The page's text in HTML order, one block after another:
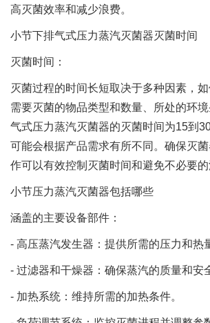
高灭菌效率和减少浪费。
小节下排气式压力蒸汽灭菌器灭菌时间
灭菌时间：
灭菌过程的时间长短取决于多种因素，如
需要灭菌的物品类型和数量、所处的环
气式压力蒸汽灭菌器的灭菌时间为15到
可能会根据产品需求有所不同。确保灭
作可以有效控制灭菌时间和避免不必要的
小节压力蒸汽灭菌器包括哪些
涵盖的主要设备部件：
- 高压蒸汽发生器：提供所需的压力和热
- 过滤器和干燥器：确保蒸汽的质量和安
- 加热系统：维持所需的加热条件。